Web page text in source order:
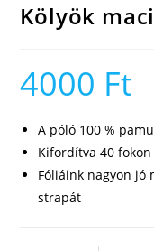
Kölyök
4000 Ft
A póló 100 %
Kifordítva 40
Fóliáink nagyon jó
strapát